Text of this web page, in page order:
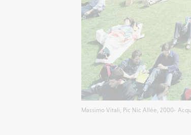
Massimo Vitali, Pic Nic Allée, 2000-